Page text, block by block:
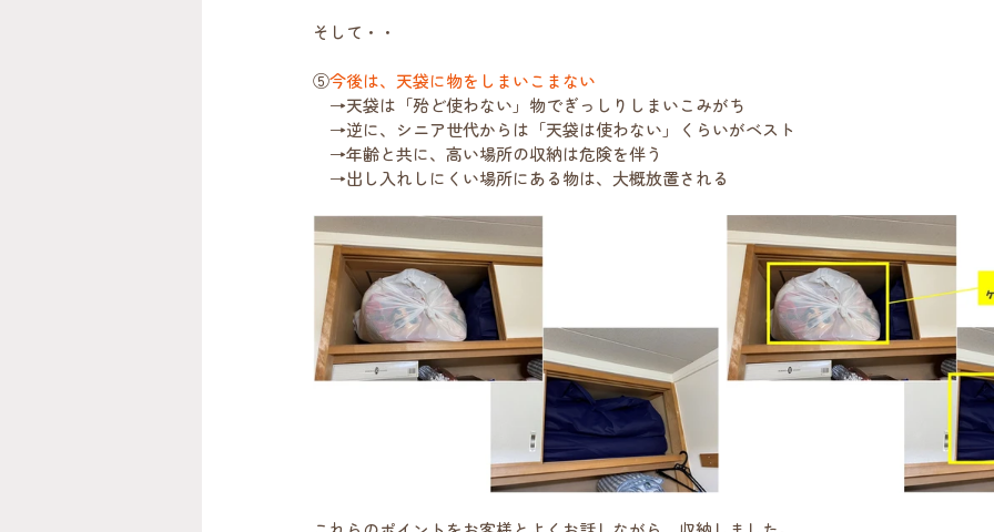
そして・・
⑤今後は、天袋に物をしまいこまない
→天袋は「殆ど使わない」物でぎっしりしまいこみがち
→逆に、シニア世代からは「天袋は使わない」くらいがベスト
→年齢と共に、高い場所の収納は危険を伴う
→出し入れしにくい場所にある物は、大概放置される